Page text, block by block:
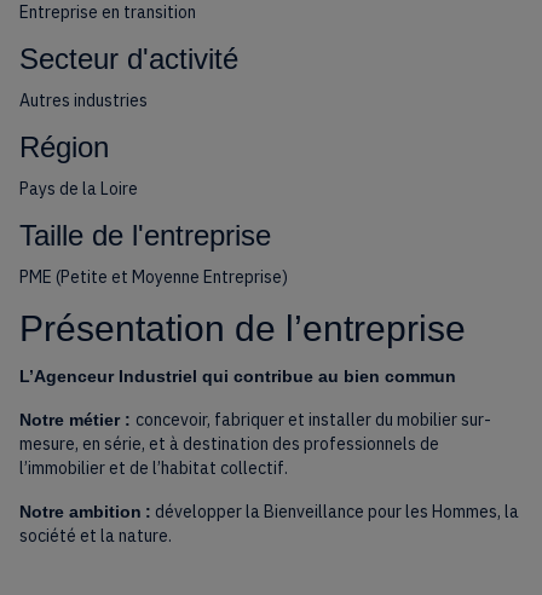
Entreprise en transition
Secteur d'activité
Autres industries
Région
Pays de la Loire
Taille de l'entreprise
PME (Petite et Moyenne Entreprise)
Présentation de l’entreprise
L’Agenceur Industriel qui contribue au bien commun
Notre métier : concevoir, fabriquer et installer du mobilier sur-
mesure, en série, et à destination des professionnels de
l’immobilier et de l’habitat collectif.
Notre ambition : développer la Bienveillance pour les Hommes, la
société et la nature.